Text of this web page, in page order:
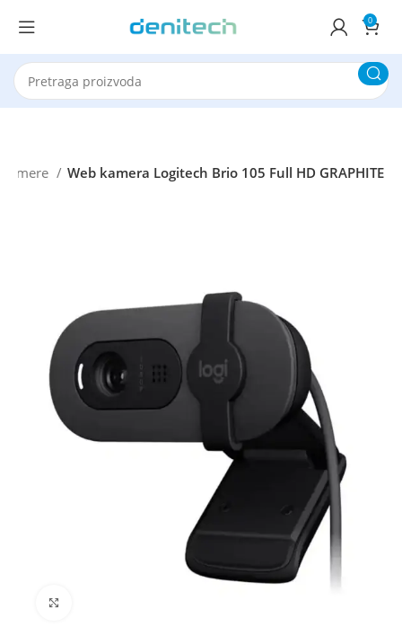
0
Web kamera Logitech Brio 105 Full HD GRAPHITE